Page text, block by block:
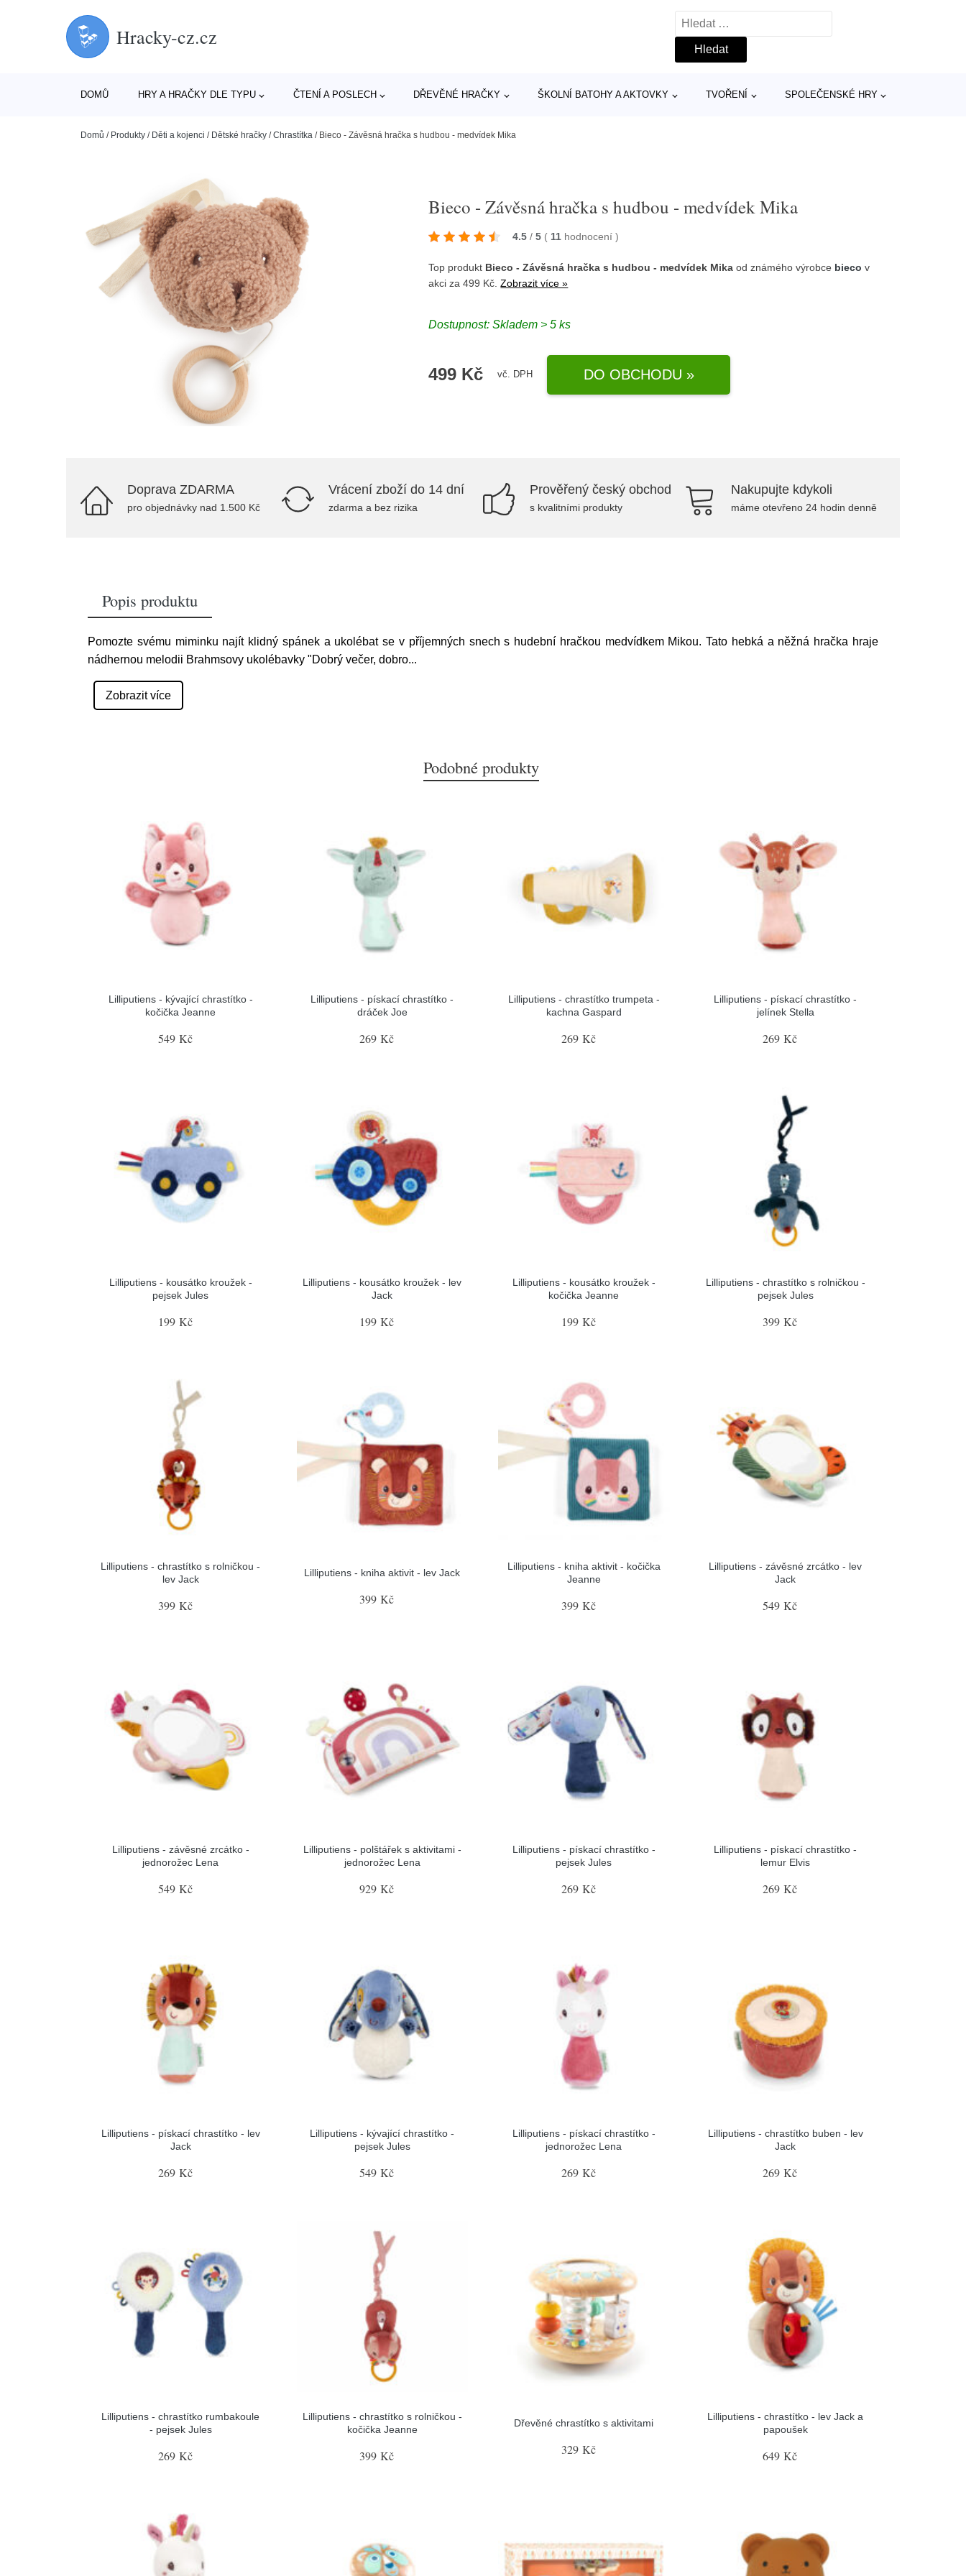
Hracky-cz.cz
Vyhledávání
DOMŮ HRY A HRAČKY DLE TYPU ČTENÍ A POSLECH DŘEVĚNÉ HRAČKY ŠKOLNÍ BATOHY A AKTOVKY TVOŘENÍ SPOLEČENSKÉ HRY
Domů / Produkty / Děti a kojenci / Dětské hračky /Chrastítka / Bieco - Závěsná hračka s hudbou - medvídek Mika
Bieco - Závěsná hračka s hudbou - medvídek Mika
4.5 / 5 ( 11 hodnocení)
Top produkt Bieco - Závěsná hračka s hudbou - medvídek Mika od známého výrobce bieco v
akci za 499 Kč.Zobrazit více »
Dostupnost: Skladem > 5 ks
499 Kč vč. DPH DO OBCHODU »
Doprava ZDARMA
pro objednávky nad 1.500 Kč
Vrácení zboží do 14 dní
zdarma a bez rizika
Prověřený český obchod
s kvalitními produkty
Nakupujte kdykoli
máme otevřeno 24 hodin denně
Popis produktu
Pomozte svému miminku najít klidný spánek a ukolébat se v příjemných snech s hudební hračkou medvídkem Mikou. Tato hebká a něžná hračka hraje
nádhernou melodii Brahmsovy ukolébavky "Dobrý večer, dobro...
Zobrazit více
Podobné produkty
Lilliputiens - kývající chrastítko -
kočička Jeanne
549 Kč
Lilliputiens - pískací chrastítko -
dráček Joe
269 Kč
Lilliputiens - chrastítko trumpeta -
kachna Gaspard
269 Kč
Lilliputiens - pískací chrastítko -
jelínek Stella
269 Kč
Lilliputiens - kousátko kroužek -
pejsek Jules
199 Kč
Lilliputiens - kousátko kroužek - lev
Jack
199 Kč
Lilliputiens - kousátko kroužek -
kočička Jeanne
199 Kč
Lilliputiens - chrastítko s rolničkou -
pejsek Jules
399 Kč
Lilliputiens - chrastítko s rolničkou -
lev Jack
399 Kč
Lilliputiens - kniha aktivit - lev Jack
399 Kč
Lilliputiens - kniha aktivit - kočička
Jeanne
399 Kč
Lilliputiens - závěsné zrcátko - lev
Jack
549 Kč
Lilliputiens - závěsné zrcátko -
jednorožec Lena
549 Kč
Lilliputiens - polštářek s aktivitami -
jednorožec Lena
929 Kč
Lilliputiens - pískací chrastítko -
pejsek Jules
269 Kč
Lilliputiens - pískací chrastítko -
lemur Elvis
269 Kč
Lilliputiens - pískací chrastítko - lev
Jack
269 Kč
Lilliputiens - kývající chrastítko -
pejsek Jules
549 Kč
Lilliputiens - pískací chrastítko -
jednorožec Lena
269 Kč
Lilliputiens - chrastítko buben - lev
Jack
269 Kč
Lilliputiens - chrastítko rumbakoule
- pejsek Jules
269 Kč
Lilliputiens - chrastítko s rolničkou -
kočička Jeanne
399 Kč
Dřevěné chrastítko s aktivitami
329 Kč
Lilliputiens - chrastítko - lev Jack a
papoušek
649 Kč